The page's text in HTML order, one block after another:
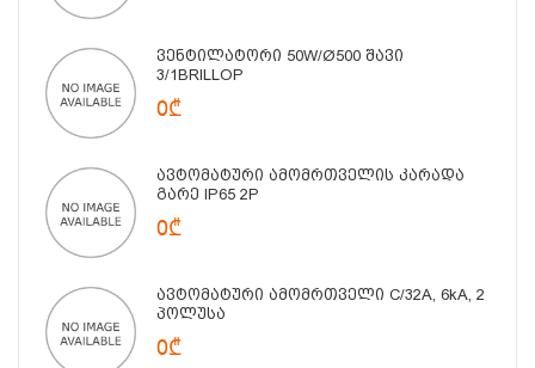
Ვენტილატორი 50W/Ø500 Შავი
3/1BRILLOP
0₾
Ავტომატური Ამომრთველის Კარადა
Გარე IP65 2P
0₾
Ავტომატური Ამომრთველი C/32A, 6kA, 2
Პოლუსა
0₾